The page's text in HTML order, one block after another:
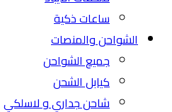
ساعات ذكية
الشواحن والمنصات
جميع الشواحن
كيابل الشحن
شاحن جداري و لاسلكي